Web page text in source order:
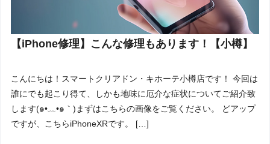
【iPhone修理】こんな修理もあります！【小樽】
こんにちは！スマートクリアドン・キホーテ小樽店です！ 今回は
誰にでも起こり得て、しかも地味に厄介な症状についてご紹介致
します(๑•﹏•๑｀)まずはこちらの画像をご覧ください。 どアップ
ですが、こちらiPhoneXRです。 […]